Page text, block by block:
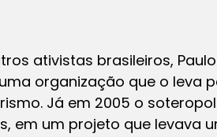
ativistas brasileiros,
organização que o leva
Já em 2005 o
em um projeto que levava